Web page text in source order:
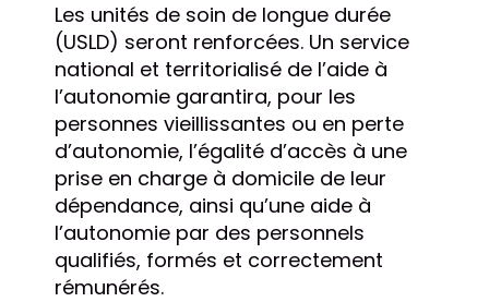
Les unités de soin de longue durée
(USLD) seront renforcées. Un service
national et territorialisé de l’aide à
l’autonomie garantira, pour les
personnes vieillissantes ou en perte
d’autonomie, l’égalité d’accès à une
prise en charge à domicile de leur
dépendance, ainsi qu’une aide à
l’autonomie par des personnels
qualifiés, formés et correctement
rémunérés.